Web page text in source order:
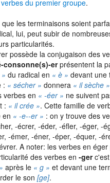
du premier groupe.
les terminaisons soient
lui, peut subir de
particularités.
possède la conjugaison des
consonne(s)-erprésentent la
du radical en « è » devant une
: « sécher » donnera « il sèche »
verbes en « -éer » ne suivent
: « il crée ». Cette famille de
en « -e--er » : on y trouve des
-écrer, -éder, -éfler, -éger, -
-émer, -éner, -éper, -équer, -
A noter: les verbes en
des verbes en -gerc'est
après le « g » et devant une
le son [ge].